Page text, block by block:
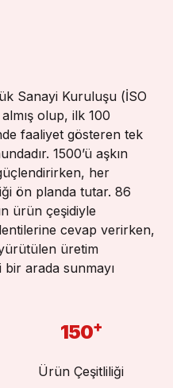
Sanayi Kuruluşu (İSO
olup, ilk 100
faaliyet gösteren tek
1500’ü aşkın
her
ön planda tutar. 86
ürün çeşidiyle
cevap verirken,
üretim
arada sunmayı
150+
Ürün Çeşitliliği